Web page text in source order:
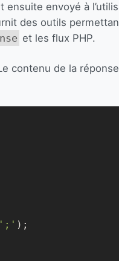
ensuite envoyé à
des outils
et les flux PHP.
contenu de la
';' );